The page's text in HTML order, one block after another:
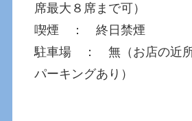
席最大８席まで可）
喫煙 ： 終日禁煙
駐車場 ： 無（お店の近
パーキングあり）